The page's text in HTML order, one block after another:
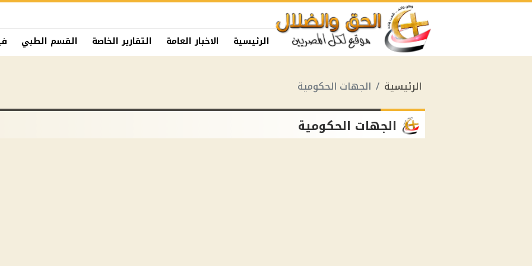
الرئيسية الاخبار العامة التقارير الخاصة القسم الطبي
الرئيسية الجهات الحكومية
الجهات الحكومية